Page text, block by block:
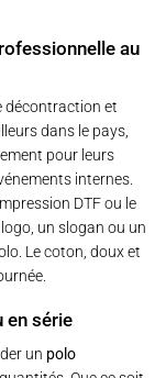
au
décontraction et
dans le pays,
pour leurs
internes.
DTF ou le
un slogan ou un
Le coton, doux et
en série
un polo